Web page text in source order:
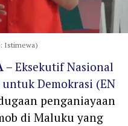
Istimewa)
– Eksekutif Nasional
Demokrasi (EN
penganiayaan
di Maluku yang